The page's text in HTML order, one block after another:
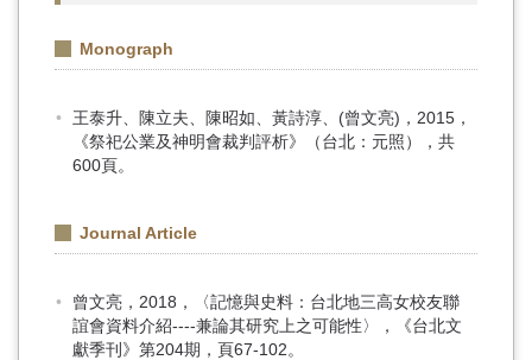
Monograph
王泰升、陳立夫、陳昭如、黃詩淳、(曾文亮)，2015，
《祭祀公業及神明會裁判評析》（台北：元照），共
600頁。
Journal Article
曾文亮，2018，〈記憶與史料：台北地三高女校友聯
誼會資料介紹----兼論其研究上之可能性〉，《台北文
獻季刊》第204期，頁67-102。